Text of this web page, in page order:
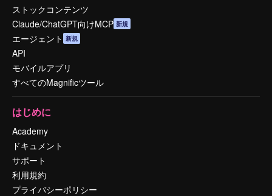
ストックコンテンツ
Claude/ChatGPT向けMCP 新規
エージェント 新規
API
モバイルアプリ
すべてのMagnificツール
はじめに
Academy
ドキュメント
サポート
利用規約
プライバシーポリシー